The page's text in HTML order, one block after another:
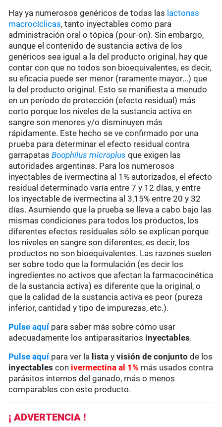
Hay ya numerosos genéricos de todas las lactonas
macrocíclicas, tanto inyectables como para
administración oral o tópica (pour-on). Sin embargo,
aunque el contenido de sustancia activa de los
genéricos sea igual a la del producto original, hay que
contar con que no todos son bioequivalentes, es decir,
su eficacia puede ser menor (raramente mayor...) que
la del producto original. Esto se manifiesta a menudo
en un período de protección (efecto residual) más
corto porque los niveles de la sustancia activa en
sangre son menores y/o disminuyen más
rápidamente. Este hecho se ve confirmado por una
prueba para determinar el efecto residual contra
garrapatasBoophilus microplus que exigen las
autoridades argentinas. Para los numerosos
inyectables de ivermectina al 1% autorizados, el efecto
residual determinado varía entre 7 y 12 días, y entre
los inyectable de ivermectina al 3,15% entre 20 y 32
días. Asumiendo que la prueba se lleva a cabo bajo las
mismas condiciones para todos los productos, los
diferentes efectos residuales sólo se explican porque
los niveles en sangre son diferentes, es decir, los
productos no son bioequivalentes. Las razones suelen
ser sobre todo que la formulación (es decir los
ingredientes no activos que afectan la farmacocinética
de la sustancia activa) es diferente que la original, o
que la calidad de la sustancia activa es peor (pureza
inferior, cantidad y tipo de impurezas, etc.).
Pulse aquípara saber más sobre cómo usar
adecuadamente los antiparasitarios inyectables.
Pulse aquí para ver la lista yvisión de conjunto de los
inyectables con ivermectina al 1% más usados contra
parásitos internos del ganado, más o menos
comparables con este producto.
¡ ADVERTENCIA !